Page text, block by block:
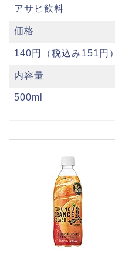
アサヒ飲料
価格
140円（税込み151円）
内容量
500ml